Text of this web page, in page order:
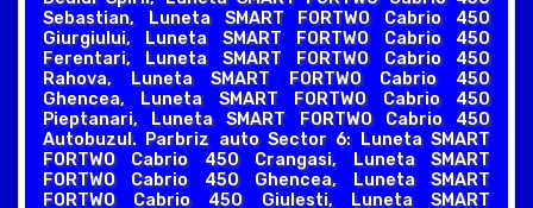
Sebastian, Luneta SMART FORTWO Cabrio 450
Giurgiului, Luneta SMART FORTWO Cabrio 450
Ferentari, Luneta SMART FORTWO Cabrio 450
Rahova, Luneta SMART FORTWO Cabrio 450
Ghencea, Luneta SMART FORTWO Cabrio 450
Pieptanari, Luneta SMART FORTWO Cabrio 450
Autobuzul. Parbriz auto Sector 6: Luneta SMART
FORTWO Cabrio 450 Crangasi, Luneta SMART
FORTWO Cabrio 450 Ghencea, Luneta SMART
FORTWO Cabrio 450 Giulesti, Luneta SMART